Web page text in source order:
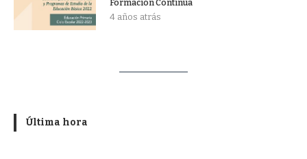
Formación Contínua
4 años atrás
Última hora